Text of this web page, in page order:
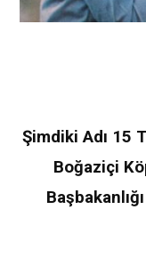
Şimdiki Adı 15
Boğaziçi